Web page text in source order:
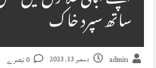
ساتھ سپرد خاک
admin دسمبر 13, 2023